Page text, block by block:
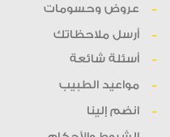
عروض وحسومات
أرسل ملاحظاتك
أسئلة شائعة
مواعيد الطبيب
انضم إلينا